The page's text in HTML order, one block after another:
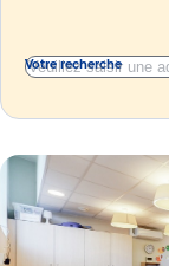
Votre recherche